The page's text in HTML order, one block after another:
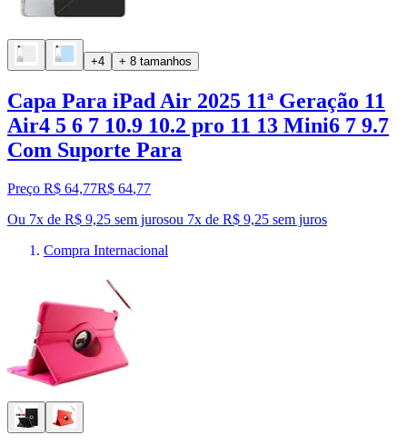
+4 + 8 tamanhos
Capa Para iPad Air 2025 11ª Geração 11
Air4 5 6 7 10.9 10.2 pro 11 13 Mini6 7 9.7
Com Suporte Para
Preço R$ 64,77R$ 64,77
Ou 7x de R$ 9,25 sem jurosou 7x de R$ 9,25 sem juros
Compra Internacional